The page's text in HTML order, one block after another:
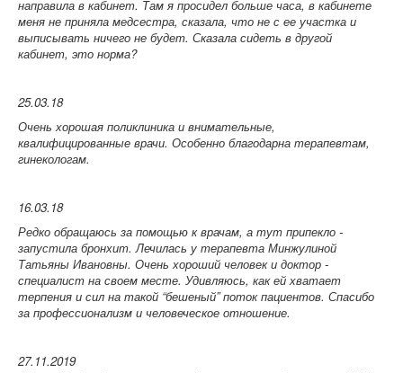
направила в кабинет. Там я просидел больше часа, в кабинете
меня не приняла медсестра, сказала, что не с ее участка и
выписывать ничего не будет. Сказала сидеть в другой
кабинет, это норма?
25.03.18
Очень хорошая поликлиника и внимательные,
квалифицированные врачи. Особенно благодарна терапевтам,
гинекологам.
16.03.18
Редко обращаюсь за помощью к врачам, а тут припекло -
запустила бронхит. Лечилась у терапевта Минжулиной
Татьяны Ивановны. Очень хороший человек и доктор -
специалист на своем месте. Удивляюсь, как ей хватает
терпения и сил на такой “бешеный” поток пациентов. Спасибо
за профессионализм и человеческое отношение.
27.11.2019